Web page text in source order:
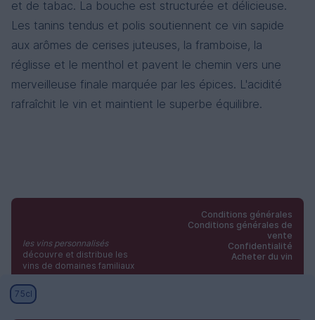
et de tabac. La bouche est structurée et délicieuse.
Les tanins tendus et polis soutiennent ce vin sapide
aux arômes de cerises juteuses, la framboise, la
réglisse et le menthol et pavent le chemin vers une
merveilleuse finale marquée par les épices. L'acidité
rafraîchit le vin et maintient le superbe équilibre.
75cl
les vins personnalisés
découvre et distribue les
vins de domaines familiaux
Conditions générales
Conditions générales de
vente
Confidentialité
Acheter du vin